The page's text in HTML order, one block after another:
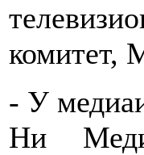
комитет,
- У
Ни